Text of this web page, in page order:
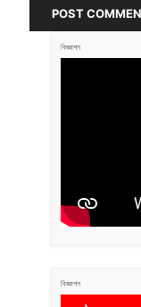
POST
বিজ্ঞাপন
বিজ্ঞাপন